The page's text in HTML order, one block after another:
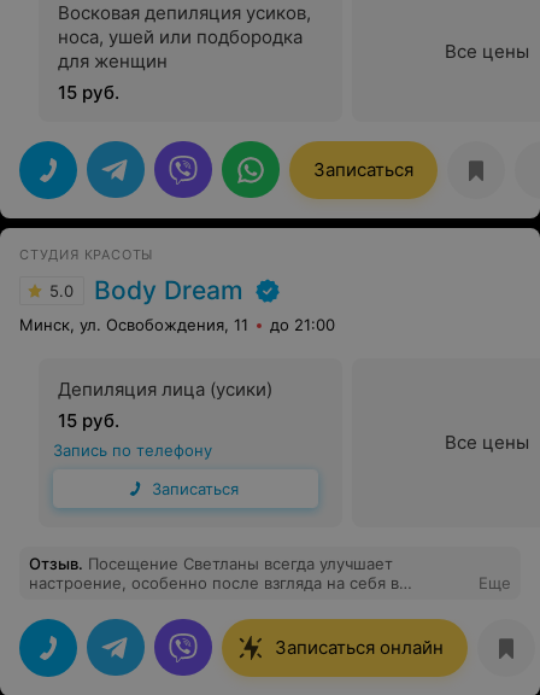
Восковая депиляция усиков,
носа, ушей или подбородка
для женщин
15 руб.
Все цены
Записаться
СТУДИЯ КРАСОТЫ
5.0 Body Dream
Минск, ул. Освобождения, 11 до 21:00
Депиляция лица (усики)
15 руб.
Запись по телефону
Записаться
Все цены
Отзыв. Посещение Светланы всегда улучшает
настроение, особенно после взгляда на себя в
Еще
Записаться онлайн